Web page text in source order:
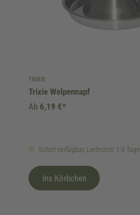
TRIXIE
Trixie Welpennapf
Sofort verfügbar, Lieferzeit: 1-3 Tage
Ab 6,19 €*
Ins Körbchen